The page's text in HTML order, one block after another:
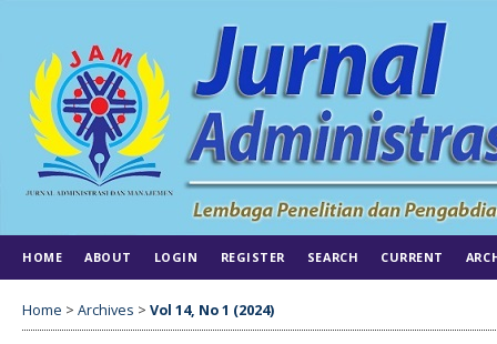
HOME ABOUT LOGIN REGISTER SEARCH CURRENT
Home > Archives > Vol 14, No 1 (2024)